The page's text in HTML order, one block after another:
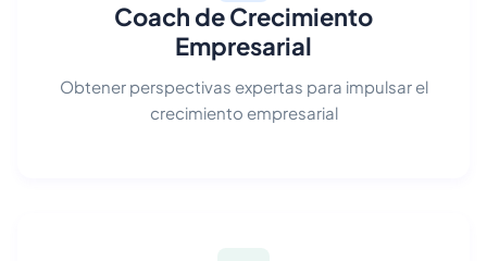
Coach de Crecimiento
Empresarial
Obtener perspectivas expertas para impulsar el
crecimiento empresarial